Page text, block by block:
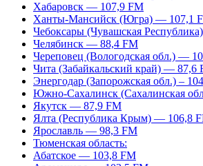
Хабаровск — 107,9 FM
Ханты-Мансийск (Югра) — 107,1
Чебоксары (Чувашская
Челябинск — 88,4 FM
Череповец (Вологодская обл.) —
Чита (Забайкальский край) — 87,6
Энергодар (Запорожская обл.) –
Южно-Сахалинск (Сахалинская
Якутск — 87,9 FM
Ялта (Республика Крым) — 106,8
Ярославль — 98,3 FM
Тюменская область:
Абатское — 103,8 FM